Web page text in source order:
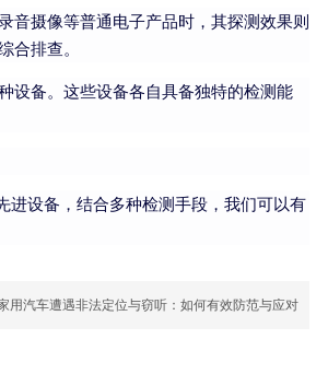
音摄像等普通电子产品时，其探测效果则
排查。
设备。这些设备各自具备独特的检测能
进设备，结合多种检测手段，我们可以有
用汽车遭遇非法定位与窃听：如何有效防范与应对